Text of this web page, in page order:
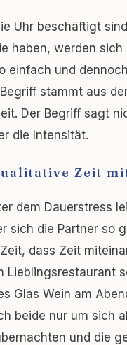
Uhr beschäftigt
haben, werden
einfach und
stammt aus
Der Begriff sagt
die Intensität.
Zeit
dem Dauerstress
sich die Partner so
dass Zeit
Lieblingsrestaurant
Glas Wein am
beide nur um sich
und die